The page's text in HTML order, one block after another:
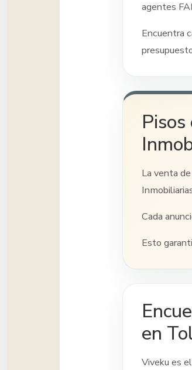
agentes
Encuentra
La venta
Cada
Esto
en
Viveku es